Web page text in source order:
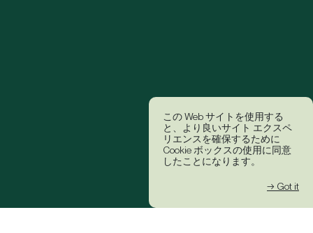
この Web サイトを使用する
と、より良いサイト エクスペ
リエンスを確保するために
Cookie ボックスの使用に同意
したことになります。
→ Got it